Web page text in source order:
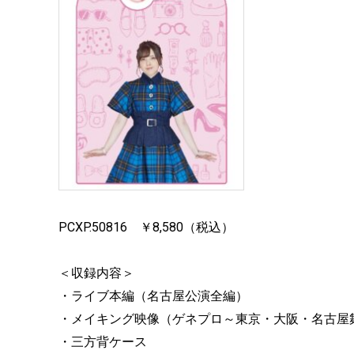
PCXP.50816 ￥8,580（税込）
＜収録内容＞
・ライブ本編（名古屋公演全編）
・メイキング映像（ゲネプロ～東京・大阪・名古屋
・三方背ケース